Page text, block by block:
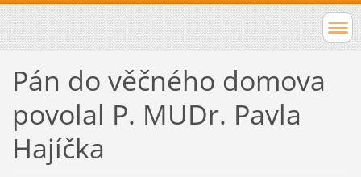
Pán do věčného domova
povolal P. MUDr. Pavla
Hajíčka